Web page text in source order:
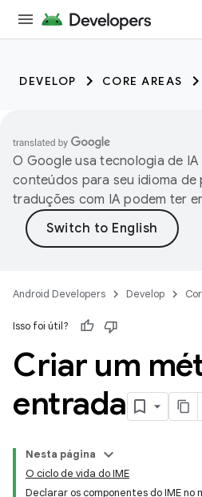
DEVELOP CORE AREAS
O Google usa tecnologia de
conteúdos para seu idioma de
traduções com IA podem ter
Android Developers Develop
Isso foi útil?
Criar um
entrada
Nesta página
O ciclo de vida do IME
Declarar os componentes do IME no